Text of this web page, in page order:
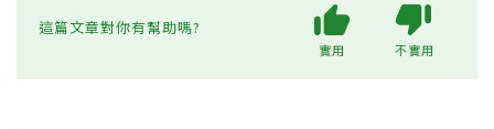
這篇文章對你有幫助嗎?
實用 不實用